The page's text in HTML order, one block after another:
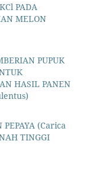
PADA
MELON
PUPUK
HASIL PANEN
(Carica
TINGGI